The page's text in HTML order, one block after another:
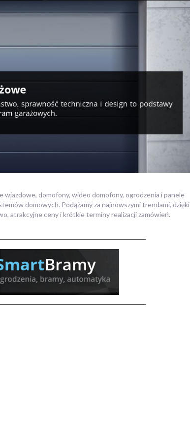
wjazdowe, domofony, wideo domofony, ogrodzenia i panele
domowych. Podążamy za najnowszymi trendami, dzięki
atrakcyjne ceny i krótkie terminy realizacji zamówień.